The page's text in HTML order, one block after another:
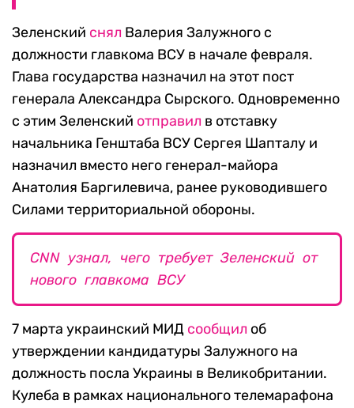
Зеленский снял Валерия Залужного с
должности главкома ВСУ в начале февраля.
Глава государства назначил на этот пост
генерала Александра Сырского. Одновременно
с этим Зеленский отправил в отставку
начальника Генштаба ВСУ Сергея Шапталу и
назначил вместо него генерал-майора
Анатолия Баргилевича, ранее руководившего
Силами территориальной обороны.
CNN узнал, чего требует Зеленский от
нового главкома ВСУ
7 марта украинский МИД сообщил об
утверждении кандидатуры Залужного на
должность посла Украины в Великобритании.
Кулеба в рамках национального телемарафона